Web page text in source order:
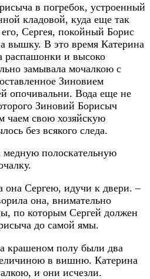
в погребок, устроенный
кладовой, куда еще так
Сергея, покойный Борис
вышку. В это время Катерина
распашонки и высоко
замывала мочалкою с
Зиновием
опочивальни. Вода еще не
Зиновий Борисыч
чаем свою хозяйскую
без всякого следа.
медную полоскательную
она Сергею, идучи к двери. –
она, внимательно
по которым Сергей должен
до самой ямы.
крашеном полу были два
в вишню. Катерина
и они исчезли.